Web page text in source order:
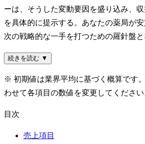
ーは、そうした変動要因を盛り込み、
を具体的に提示する。あなたの薬局が安
次の戦略的な一手を打つための羅針盤と
続きを読む ▼
※ 初期値は業界平均に基づく概算です
わせて各項目の数値を変更してください
目次
売上項目